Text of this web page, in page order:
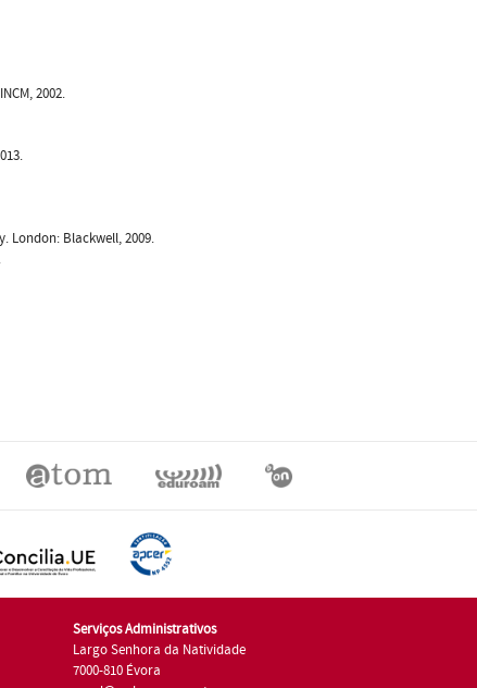
2002.
London: Blackwell, 2009.
Serviços Administrativos
Largo Senhora da Natividade
7000-810 Évora